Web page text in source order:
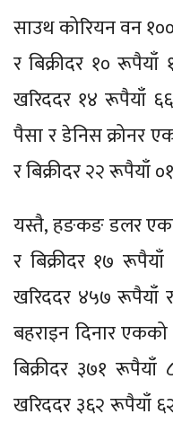
साउथ कोरियन वन
र बिक्रीदर १०
खरिददर १४ रूपैयाँ
पैसा र डेनिस क्रोनर
र बिक्रीदर २२ रूपैयाँ
यस्तै, हङकङ डलर
र बिक्रीदर १७
खरिददर ४५७ रूपैयाँ
बहराइन दिनार
बिक्रीदर ३७१
खरिददर ३६२ रूपैयाँ